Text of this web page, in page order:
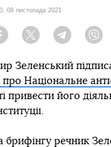
08 листопада 2021
Facebook Twitter Telegram
Зеленський
про Національне
привести його
речник